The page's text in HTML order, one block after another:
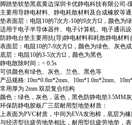
脚踏垫软垫黑底黄边深圳卡优静电科技有限公司-
主要用导静电材料、静电耗散材料及合成橡胶等
垫表面层：电阻10的7次方-10的9次方Ω，颜色为
适用于电子半导体器件、电子计算机、电子通讯
防静电台垫主要用抗(导)静电材料和耗散静电材
表面层：电阻10的7-9次方Ω，颜色为绿色、灰色
底层：电阻10的3-5次方Ω，颜色为黑色
静电散除时间：< 0.5s
可供颜色有绿色、灰色、兰色、黑色等
产品规格: 10m*0.8m*2mm、10m*1.0m*2mm、
常用厚为 2mm 双层复合结构
颜色：绿色，灰色，蓝色，黑色防静电垫3.5MM
环保防静电胶板厂三层耐用型地垫材质：
上表面为PVC材质，中间为EVA发泡棉，底层为
与经济型抗疲劳地垫相比，耐用型抗疲劳地垫，